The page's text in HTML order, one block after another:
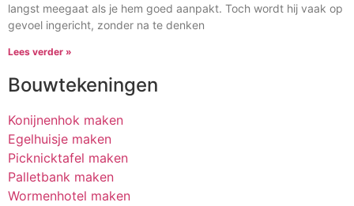
langst meegaat als je hem goed aanpakt. Toch wordt hij vaak op
gevoel ingericht, zonder na te denken
Lees verder »
Bouwtekeningen
Konijnenhok maken
Egelhuisje maken
Picknicktafel maken
Palletbank maken
Wormenhotel maken